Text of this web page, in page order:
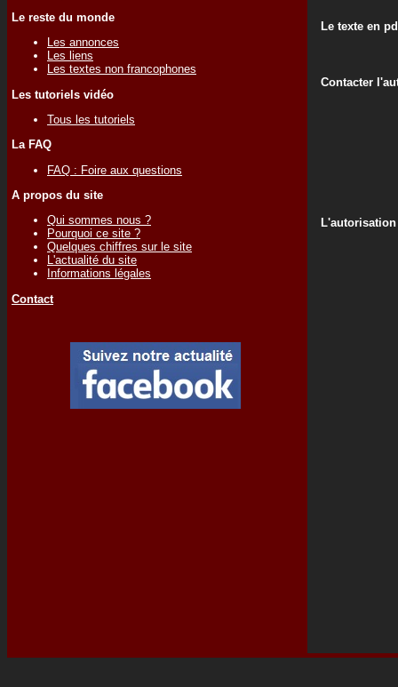
Le reste du monde
Les annonces
Les liens
Les textes non francophones
Les tutoriels vidéo
Tous les tutoriels
La FAQ
FAQ : Foire aux questions
A propos du site
Qui sommes nous ?
Pourquoi ce site ?
Quelques chiffres sur le site
L'actualité du site
Informations légales
Contact
Le texte en
Contacter
L'autorisation